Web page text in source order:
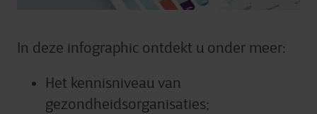
In deze infographic ontdekt u onder meer:
Het kennisniveau van
gezondheidsorganisaties;